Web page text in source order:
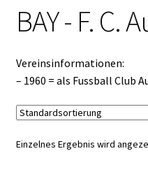
BAY - F. C.
Vereinsinformationen:
– 1960 = als Fussball Club
Einzelnes Ergebnis wird